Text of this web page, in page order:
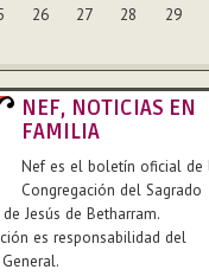
26 27 28 29
NEF, NOTICIAS EN
FAMILIA
Nef es el boletín oficial de
Congregación del Sagrado
Jesús de Betharram.
es responsabilidad del